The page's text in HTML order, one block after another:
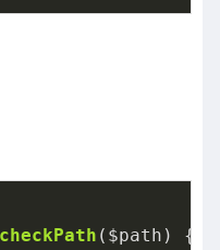
checkPath ($path)
{